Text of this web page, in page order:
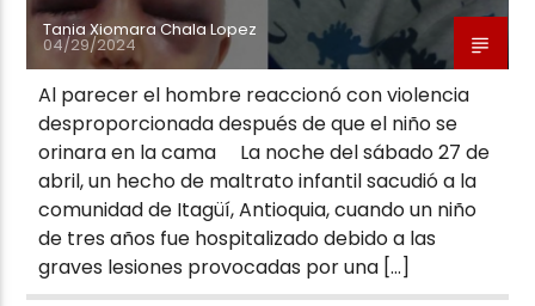
Tania Xiomara Chala Lopez
04/29/2024
Al parecer el hombre reaccionó con violencia
desproporcionada después de que el niño se
orinara en la cama La noche del sábado 27 de
abril, un hecho de maltrato infantil sacudió a la
comunidad de Itagüí, Antioquia, cuando un niño
de tres años fue hospitalizado debido a las
graves lesiones provocadas por una […]